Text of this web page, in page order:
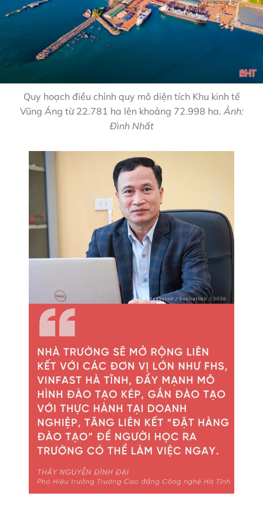
Quy hoạch điều chỉnh quy mô diện tích Khu kinh tế
Vũng Áng từ 22.781 ha lên khoảng 72.998 ha. Ảnh:
Đình Nhất